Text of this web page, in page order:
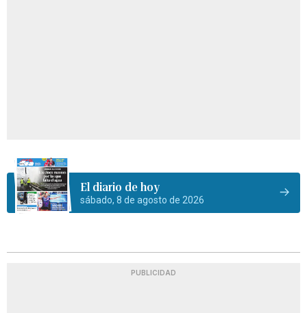
El diario de hoy
sábado, 8 de agosto de 2026
PUBLICIDAD